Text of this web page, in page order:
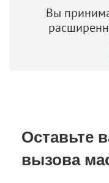
Вы
Оставьте
вызова